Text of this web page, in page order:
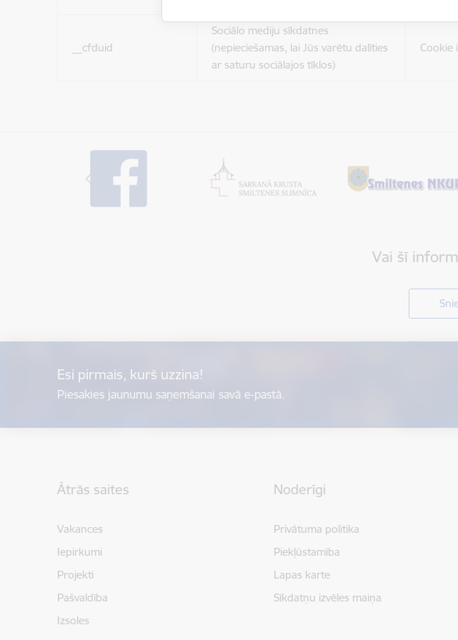
__cfduid
Sociālo mediju sīkdatnes
(nepieciešamas, lai Jūs varētu dalīties
ar saturu sociālajos tīklos)
Cookie
Vai šī
Esi pirmais, kurš uzzina!
Piesakies jaunumu saņemšanai savā e-pastā.
Ātrās saites
Vakances
Iepirkumi
Projekti
Pašvaldība
Izsoles
Noderīgi
Privātuma politika
Piekļūstamība
Lapas karte
Sīkdatņu izvēles maiņa